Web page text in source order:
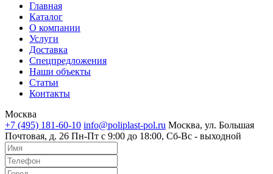
Главная
Каталог
О компании
Услуги
Доставка
Спецпредложения
Наши объекты
Статьи
Контакты
Москва
+7 (495) 181-60-10 info@poliplast-pol.ru Москва, ул. Большая
Почтовая, д. 26 Пн-Пт c 9:00 до 18:00, Сб-Вс - выходной